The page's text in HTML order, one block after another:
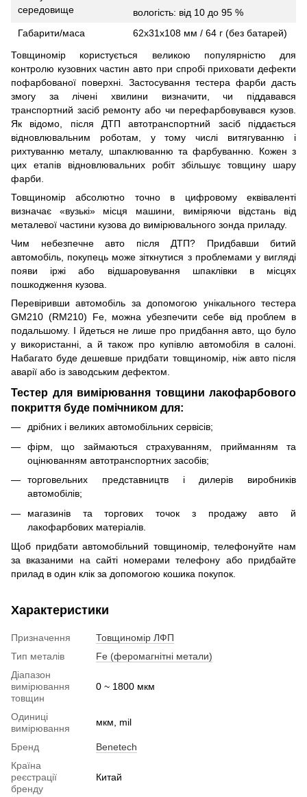
середовище
вологість: від 10 до 95 %
Габарити/маса
62х31х108 мм / 64 г (без батарей)
Товщиномір користується великою популярністю для
контролю кузовних частин авто при спробі приховати дефекти
пофарбованої поверхні. Застосування тестера фарби дасть
змогу за лічені хвилини визначити, чи піддавався
транспортний засіб ремонту або чи перефарбовувався кузов.
Як відомо, після ДТП автотранспортний засіб піддається
відновлювальним роботам, у тому числі витягуванню і
рихтуванню металу, шпаклюванню та фарбуванню. Кожен з
цих етапів відновлювальних робіт збільшує товщину шару
фарби.
Товщиномір абсолютно точно в цифровому еквіваленті
визначає «вузькі» місця машини, виміряючи відстань від
металевої частини кузова до вимірювального зонда приладу.
Чим небезпечне авто після ДТП? Придбавши битий
автомобіль, покупець може зіткнутися з проблемами у вигляді
появи іржі або відшаровування шпаклівки в місцях
пошкодження кузова.
Перевіривши автомобіль за допомогою унікального тестера
GM210 (RM210) Fe, можна убезпечити себе від проблем в
подальшому. І йдеться не лише про придбання авто, що було
у використанні, а й також про купівлю автомобіля в салоні.
Набагато буде дешевше придбати товщиномір, ніж авто після
аварії або із заводським дефектом.
Тестер для вимірювання товщини лакофарбового
покриття буде помічником для:
дрібних і великих автомобільних сервісів;
фірм, що займаються страхуванням, прийманням та
оцінюванням автотранспортних засобів;
торговельних представництв і дилерів виробників
автомобілів;
магазинів та торгових точок з продажу авто й
лакофарбових матеріалів.
Щоб придбати автомобільний товщиномір, телефонуйте нам
за вказаними на сайті номерами телефону або придбайте
прилад в один клік за допомогою кошика покупок.
Характеристики
Призначення
Товщиномір ЛФП
Тип металів
Fe (феромагнітні метали)
Діапазон
вимірювання
товщин
0 ~ 1800 мкм
Одиниці
вимірювання
мкм, mil
Бренд
Benetech
Країна
реєстрації
бренду
Китай